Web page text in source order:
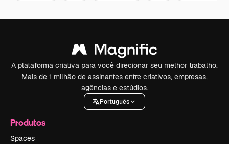
A plataforma criativa para você direcionar seu melhor trabalho.
Mais de 1 milhão de assinantes entre criativos, empresas,
agências e estúdios.
Português
Produtos
Spaces